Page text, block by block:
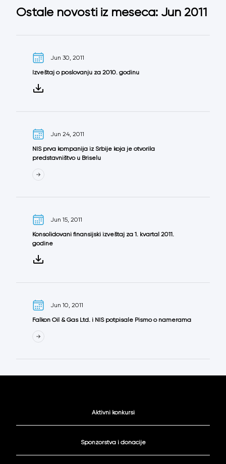
Ostale novosti iz meseca: Jun 2011
Jun 30, 2011
Izveštaj o poslovanju za 2010. godinu
Jun 24, 2011
NIS prva kompanija iz Srbije koja je otvorila
predstavništvo u Briselu
Jun 15, 2011
Konsolidovani finansijski izveštaj za 1. kvartal 2011.
godine
Jun 10, 2011
Falkon Oil & Gas Ltd. i NIS potpisale Pismo o namerama
Aktivni konkursi
Sponzorstva i donacije